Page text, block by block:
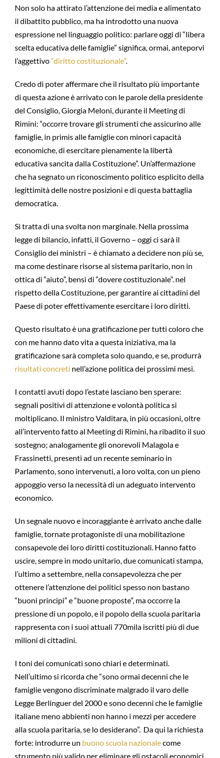
Non solo ha attirato l’attenzione dei media e alimentato
il dibattito pubblico, ma ha introdotto una nuova
espressione nel linguaggio politico: parlare oggi di “libera
scelta educativa delle famiglie” significa, ormai, anteporvi
l’aggettivo“diritto costituzionale”.
Credo di poter affermare che il risultato più importante
di questa azione è arrivato con le parole della presidente
del Consiglio, Giorgia Meloni, durante il Meeting di
Rimini: “occorre trovare gli strumenti che assicurino alle
famiglie, in primis alle famiglie con minori capacità
economiche, di esercitare pienamente la libertà
educativa sancita dalla Costituzione”. Un’affermazione
che ha segnato un riconoscimento politico esplicito della
legittimità delle nostre posizioni e di questa battaglia
democratica.
Si tratta di una svolta non marginale. Nella prossima
legge di bilancio, infatti, il Governo – oggi ci sarà il
Consiglio dei ministri – è chiamato a decidere non più se,
ma come destinare risorse al sistema paritario, non in
ottica di “aiuto”, bensì di “dovere costituzionale”. nel
rispetto della Costituzione, per garantire ai cittadini del
Paese di poter effettivamente esercitare i loro diritti.
Questo risultato è una gratificazione per tutti coloro che
con me hanno dato vita a questa iniziativa, ma la
gratificazione sarà completa solo quando, e se, produrrà
risultati concreti nell’azione politica dei prossimi mesi.
I contatti avuti dopo l’estate lasciano ben sperare:
segnali positivi di attenzione e volontà politica si
moltiplicano. Il ministro Valditara, in più occasioni, oltre
all’intervento fatto al Meeting di Rimini, ha ribadito il suo
sostegno; analogamente gli onorevoli Malagola e
Frassinetti, presenti ad un recente seminario in
Parlamento, sono intervenuti, a loro volta, con un pieno
appoggio verso la necessità di un adeguato intervento
economico.
Un segnale nuovo e incoraggiante è arrivato anche dalle
famiglie, tornate protagoniste di una mobilitazione
consapevole dei loro diritti costituzionali. Hanno fatto
uscire, sempre in modo unitario, due comunicati stampa,
l’ultimo a settembre, nella consapevolezza che per
ottenere l’attenzione dei politici spesso non bastano
“buoni principi” e “buone proposte”, ma occorre la
pressione di un popolo, e il popolo della scuola paritaria
rappresenta con i suoi attuali 770mila iscritti più di due
milioni di cittadini.
I toni dei comunicati sono chiari e determinati.
Nell’ultimo si ricorda che “sono ormai decenni che le
famiglie vengono discriminate malgrado il varo delle
Legge Berlinguer del 2000 e sono decenni che le famiglie
italiane meno abbienti non hanno i mezzi per accedere
alla scuola paritaria, se lo desiderano”. Da qui la richiesta
forte: introdurre un buono scuola nazionalecome
strumento più valido per eliminare gli ostacoli economici